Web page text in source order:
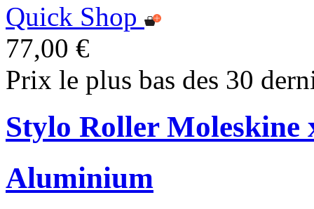
Quick Shop
77,00 €
Prix le plus bas des 30
Stylo Roller Moleskine
Aluminium